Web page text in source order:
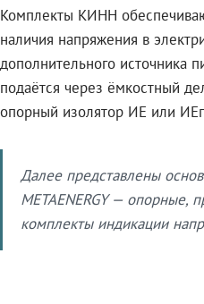
Комплекты КИНН
наличия напряжения в
дополнительного источника
подаётся через ёмкостный
опорный изолятор ИЕ или
Далее представлены
METAENERGY — опорные,
комплекты индикации